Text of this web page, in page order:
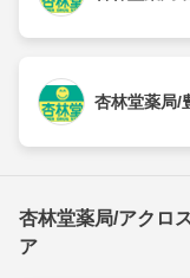
杏林堂薬局/
杏林堂薬局/アクロ
ア